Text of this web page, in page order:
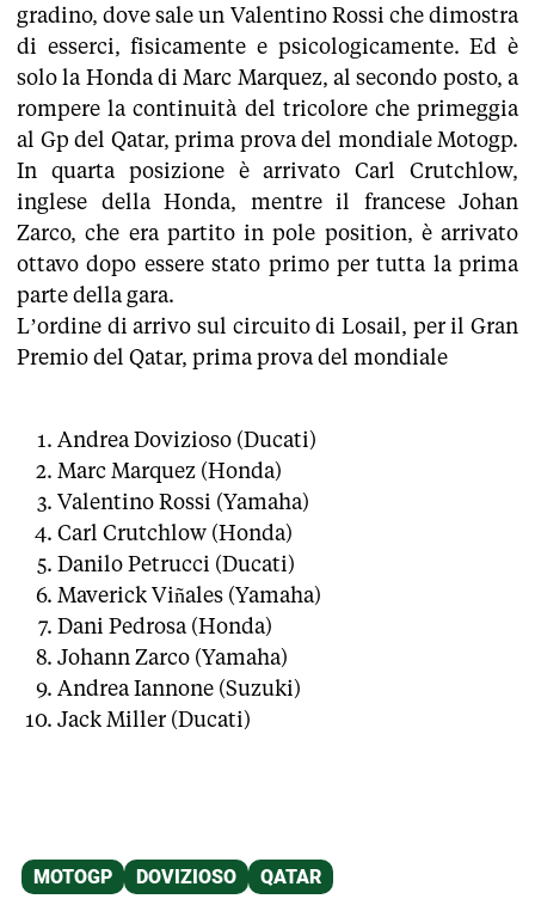
gradino, dove sale un Valentino Rossi che dimostra
di esserci, fisicamente e psicologicamente. Ed è
solo la Honda di Marc Marquez, al secondo posto, a
rompere la continuità del tricolore che primeggia
al Gp del Qatar, prima prova del mondiale Motogp.
In quarta posizione è arrivato Carl Crutchlow,
inglese della Honda, mentre il francese Johan
Zarco, che era partito in pole position, è arrivato
ottavo dopo essere stato primo per tutta la prima
parte della gara.
L’ordine di arrivo sul circuito di Losail, per il Gran
Premio del Qatar, prima prova del mondiale
Andrea Dovizioso (Ducati)
Marc Marquez (Honda)
Valentino Rossi (Yamaha)
Carl Crutchlow (Honda)
Danilo Petrucci (Ducati)
Maverick Viñales (Yamaha)
Dani Pedrosa (Honda)
Johann Zarco (Yamaha)
Andrea Iannone (Suzuki)
Jack Miller (Ducati)